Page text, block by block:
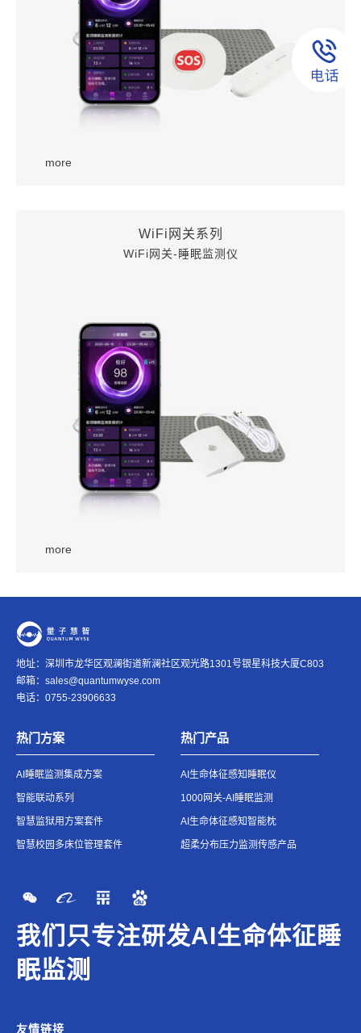
more
WiFi网关系列
WiFi网关-睡眠监测仪
more
地址：深圳市龙华区观澜街道新澜社区观光路1301号银星科技大厦C803
邮箱： sales@quantumwyse.com
电话：0755-23906633
热门方案
AI睡眠监测集成方案
智能联动系列
智慧监狱用方案套件
智慧校园多床位管理套件
热门产品
AI生命体征感知睡眠仪
1000网关-AI睡眠监测
AI生命体征感知智能枕
超柔分布压力监测传感产品
我们只专注研发AI生命体征睡
眠监测
友情链接